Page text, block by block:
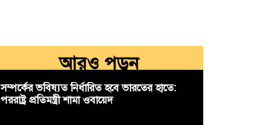
আরও পড়ুন
সম্পর্কের ভবিষ্যত নির্ধারিত হবে ভারতের হাতে:
পররাষ্ট্র প্রতিমন্ত্রী শামা ওবায়েদ